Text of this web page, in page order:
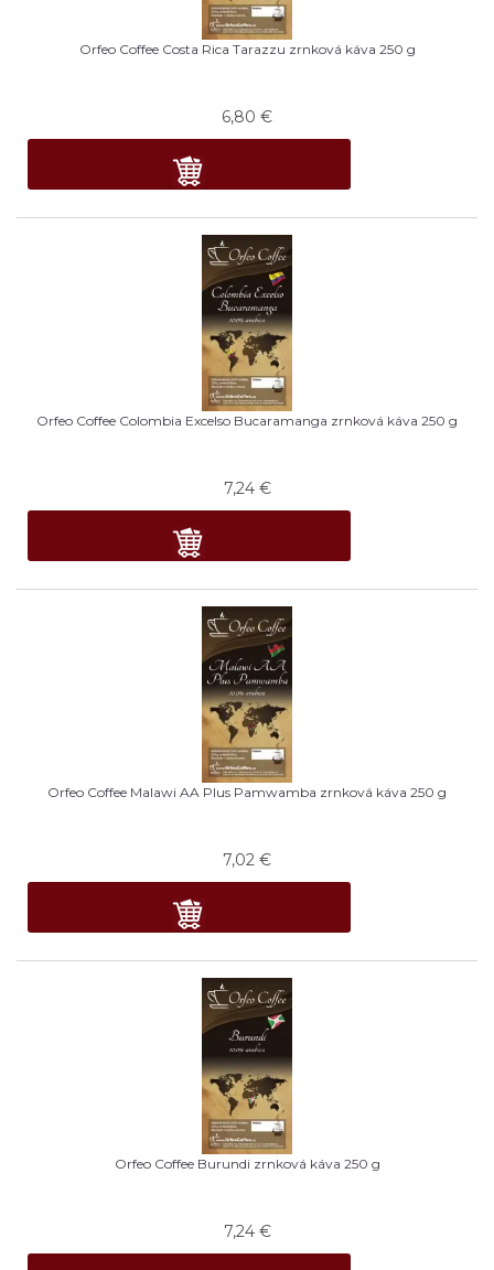
Orfeo Coffee Costa Rica Tarazzu zrnková káva 250 g
6,80 €
Orfeo Coffee Colombia Excelso Bucaramanga zrnková káva 250 g
7,24 €
Orfeo Coffee Malawi AA Plus Pamwamba zrnková káva 250 g
7,02 €
Orfeo Coffee Burundi zrnková káva 250 g
7,24 €